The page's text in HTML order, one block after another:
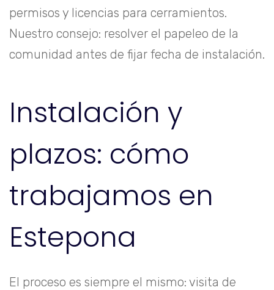
permisos y licencias para cerramientos.
Nuestro consejo: resolver el papeleo de la
comunidad antes de fijar fecha de instalación.
Instalación y
plazos: cómo
trabajamos en
Estepona
El proceso es siempre el mismo: visita de